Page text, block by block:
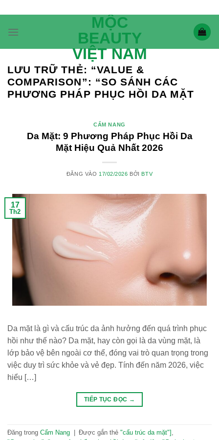
nội
MỘC
BEAUTY
VIỆT NAM
LƯU TRỮ THẺ: “VALUE &
COMPARISON”: “SO SÁNH CÁC
PHƯƠNG PHÁP PHỤC HỒI DA MẶT
CẨM NANG
Da Mặt: 9 Phương Pháp Phục Hồi Da
Mặt Hiệu Quả Nhất 2026
ĐĂNG VÀO 17/02/2026 BỞI BTV
17
Th2
Da mặt là gì và cấu trúc da ảnh hưởng đến quá trình phục
hồi như thế nào? Da mặt, hay còn gọi là da vùng mặt, là
lớp bảo vệ bên ngoài cơ thể, đóng vai trò quan trọng trong
việc duy trì sức khỏe và vẻ đẹp. Tính đến năm 2026, việc
hiểu […]
TIẾP TỤC ĐỌC →
Đăng trong Cẩm Nang Được gắn thẻ "cấu trúc da mặt"] ,